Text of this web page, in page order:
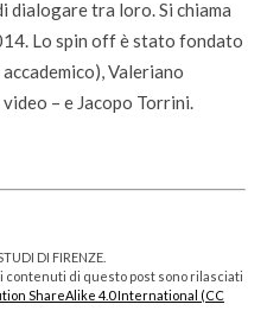
dialogare tra loro. Si chiama
Lo spin off è stato fondato
Valeriano
– e Jacopo Torrini.
DI FIRENZE.
contenuti di questo post sono rilasciati
ShareAlike 4.0 International (CC